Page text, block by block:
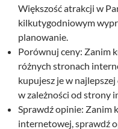
Większość atrakcji w
kilkutygodniowym
planowanie.
Porównuj ceny: Zanim
różnych stronach
kupujesz je w
w zależności od strony
Sprawdź opinie: Zanim
internetowej, sprawdź